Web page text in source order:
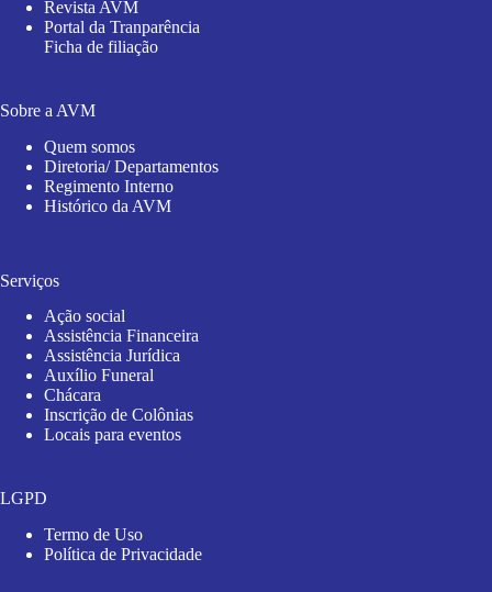
Revista AVM
Portal da Tranparência
Ficha de filiação
Sobre a AVM
Quem somos
Diretoria/ Departamentos
Regimento Interno
Histórico da AVM
Serviços
Ação social
Assistência Financeira
Assistência Jurídica
Auxílio Funeral
Chácara
Inscrição de Colônias
Locais para eventos
LGPD
Termo de Uso
Política de Privacidade